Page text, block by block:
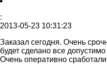
:
2013-05-23 10:31:23
Заказал сегодня. Очень
будет сделано все
Очень оперативно